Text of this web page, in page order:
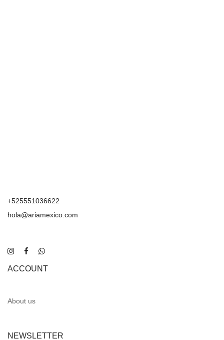
+525551036622
hola@ariamexico.com
ACCOUNT
About us
NEWSLETTER